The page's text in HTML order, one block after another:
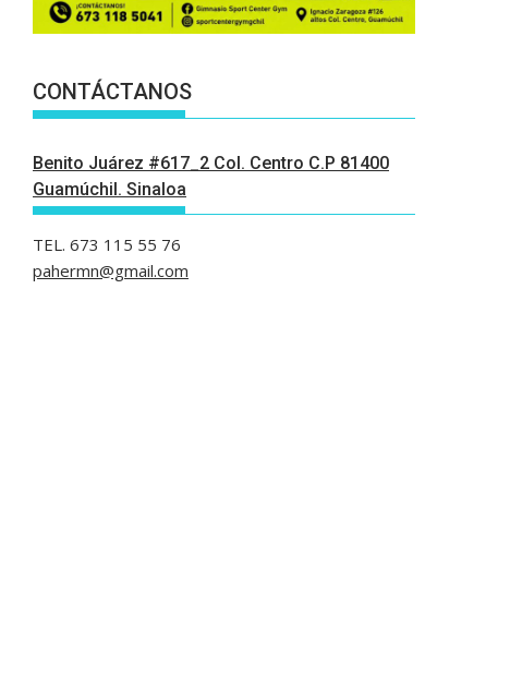
CONTÁCTANOS
Benito Juárez #617_2 Col. Centro C.P 81400
Guamúchil. Sinaloa
TEL. 673 115 55 76
pahermn@gmail.com